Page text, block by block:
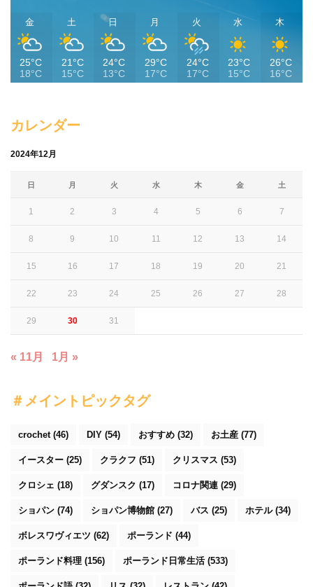
金
25°C
18°C
土
21°C
15°C
日
24°C
13°C
月
29°C
17°C
火
24°C
17°C
水
23°C
15°C
木
26°C
16°C
カレンダー
2024年12月
日 月 火 水 木 金 土
1 2 3 4 5 6 7
8 9 10 11 12 13 14
15 16 17 18 19 20 21
22 23 24 25 26 27 28
29 30 31
« 11月 1月 »
＃メイントピックタグ
crochet (46) DIY (54) おすすめ (32) お土産 (77)
イースター (25) クラクフ (51) クリスマス (53)
クロシェ (18) グダンスク (17) コロナ関連 (29)
ショパン (74) ショパン博物館 (27) バス (25) ホテル(34)
ボレスワヴィエツ (62) ポーランド (44)
ポーランド料理 (156) ポーランド日常生活(533)